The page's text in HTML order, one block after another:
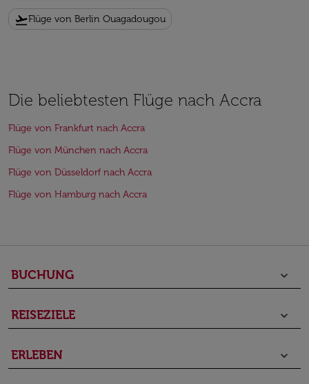
flight_takeoffFlüge von Berlin Ouagadougou
Die beliebtesten Flüge nach Accra
Flüge von Frankfurt nach Accra
Flüge von München nach Accra
Flüge von Düsseldorf nach Accra
Flüge von Hamburg nach Accra
BUCHUNG keyboard_arrow_down
REISEZIELE keyboard_arrow_down
ERLEBEN keyboard_arrow_down